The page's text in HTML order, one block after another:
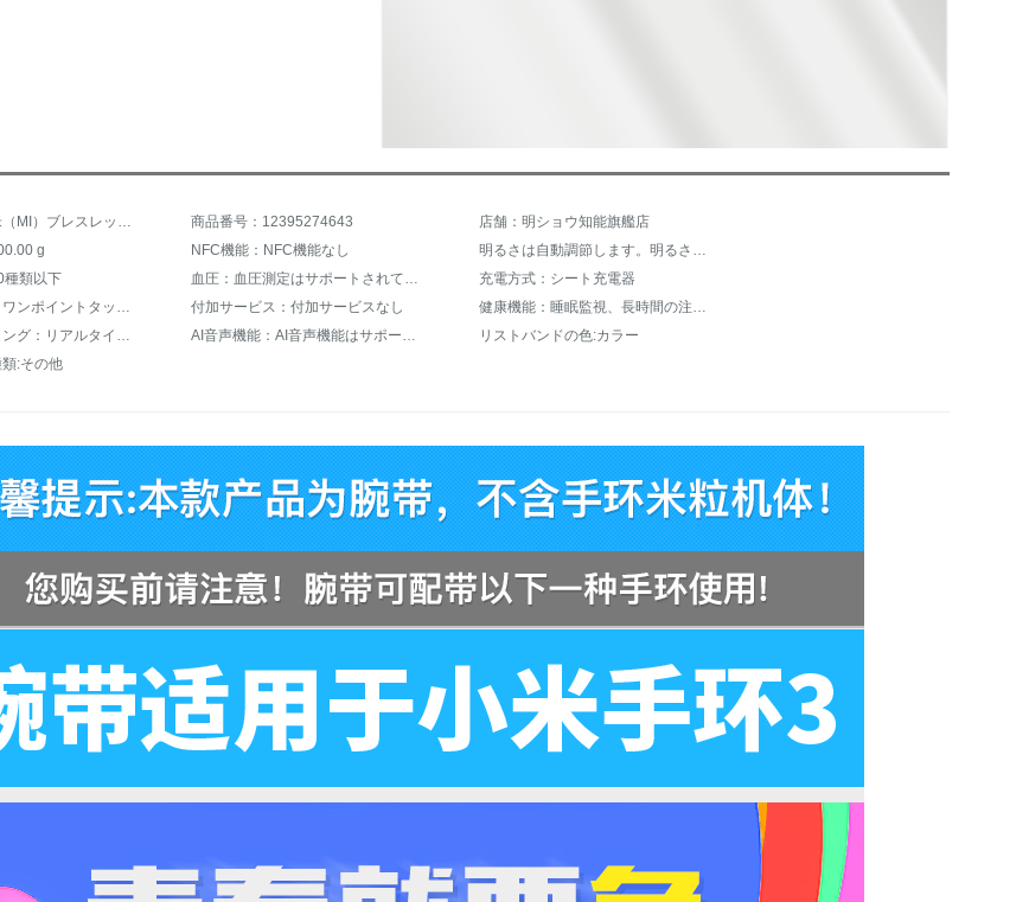
商品番号：12395274643
店舗：明ショウ知能旗艦店
g
NFC機能：NFC機能なし
種類以下
充電方式：シート充電器
付加サービス：付加サービスなし
リストバンドの色:カラー
:その他